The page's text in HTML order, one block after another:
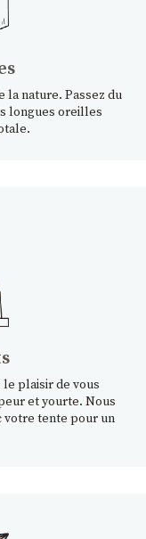
la nature. Passez du
longues oreilles
plaisir de vous
et yourte. Nous
votre tente pour un